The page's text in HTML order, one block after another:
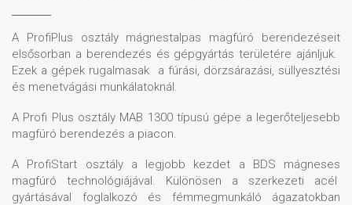
A ProfiPlus osztály mágnestalpas magfúró berendezéseit
elsősorban a berendezés és gépgyártás területére ajánljuk.
Ezek a gépek rugalmasak a fúrási, dörzsárazási, süllyesztési
és menetvágási munkálatoknál.
A Profi Plus osztály MAB 1300 típusú gépe a legerőteljesebb
magfúró berendezés a piacon.
A ProfiStart osztály a legjobb kezdet a BDS mágneses
magfúró technológiájával. Különösen a szerkezeti acél
gyártásával foglalkozó és fémmegmunkáló ágazatokban